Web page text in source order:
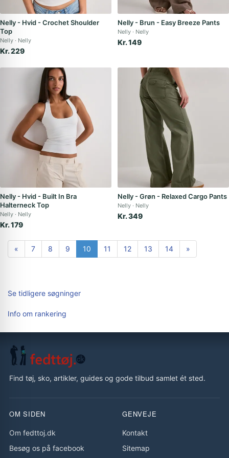
Nelly - Hvid - Crochet Shoulder
Top
Nelly Nelly
Kr. 229
Nelly - Brun - Easy Breeze Pants
Nelly Nelly
Kr. 149
Nelly - Hvid - Built In Bra
Halterneck Top
Nelly Nelly
Kr. 179
Nelly - Grøn - Relaxed Cargo Pants
Nelly Nelly
Kr. 349
« 7 8 9 10 11 12 13 14 »
Se tidligere søgninger
Info om rankering
Find tøj, sko, artikler, guides og gode tilbud samlet ét sted.
OM SIDEN
Om fedttoj.dk
Besøg os på facebook
GENVEJE
Kontakt
Sitemap